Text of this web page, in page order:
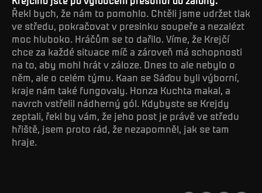
Řekl bych, že nám to pomohlo. Chtěli jsme udržet tlak
ve středu, pokračovat v presinku soupeře a nezalézt
moc hluboko. Hráčům se to dařilo. Víme, že Krejčí
chce za každé situace míč a zároveň má schopnosti
na to, aby mohl hrát v záloze. Dnes to ale nebylo o
něm, ale o celém týmu. Kaan se Sáďou byli výborní,
kraje nám také fungovaly. Honza Kuchta makal, a
navrch vstřelil nádherný gól. Kdybyste se Krejdy
zeptali, řekl by vám, že jeho post je právě ve středu
hřiště, jsem proto rád, že nezapomněl, jak se tam
hraje.